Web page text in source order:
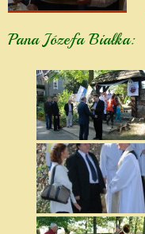
Pana Józefa Białka: